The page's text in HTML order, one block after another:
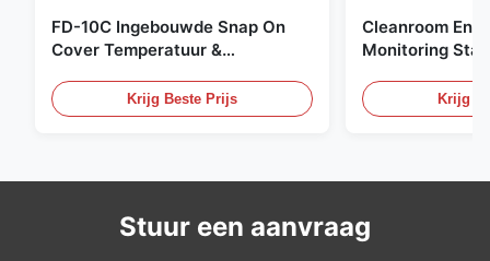
FD-10C Ingebouwde Snap On
Cover Temperatuur &
roestvrijstalen monitor
Krijg Beste Prijs
Cleanroom
Monitoring
20mA/RS485
Fume Detection
Krijg
Stuur een aanvraag